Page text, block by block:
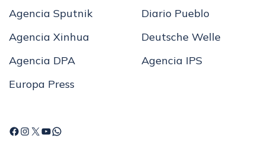
Agencia Sputnik
Agencia Xinhua
Agencia DPA
Europa Press
Diario Pueblo
Deutsche Welle
Agencia IPS